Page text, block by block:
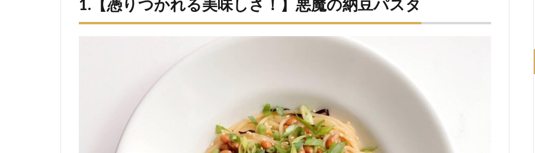
1.【憑りつかれる美味しさ！】悪魔の納豆パスタ